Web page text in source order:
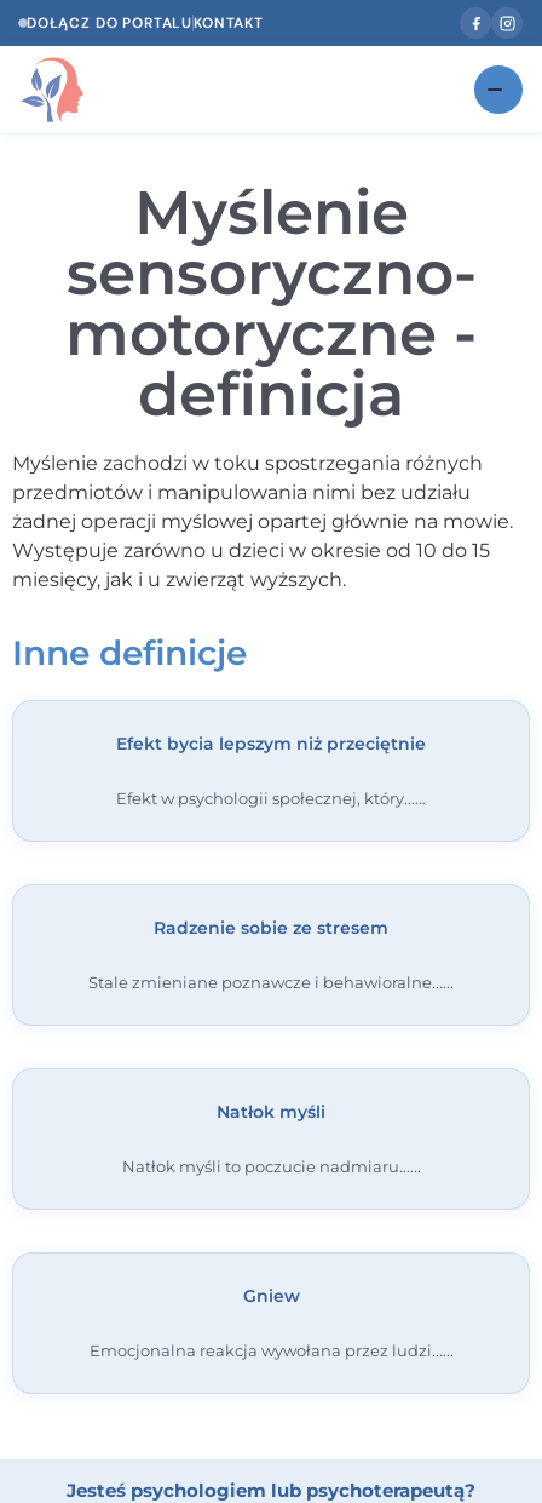
DOŁĄCZ DO PORTALUKONTAKT
Według specjalizacji
Psycholog w Twoim języku
Diagnozy psychologiczne
Dawka wiedzy
Dla specjalistów
Kontakt
Dołącz do portalu
Myślenie
sensoryczno-
motoryczne -
definicja
Myślenie zachodzi w toku spostrzegania różnych
przedmiotów i manipulowania nimi bez udziału
żadnej operacji myślowej opartej głównie na mowie.
Występuje zarówno u dzieci w okresie od 10 do 15
miesięcy, jak i u zwierząt wyższych.
Inne definicje
Efekt bycia lepszym niż przeciętnie
Efekt w psychologii społecznej, który...
Radzenie sobie ze stresem
Stale zmieniane poznawcze i behawioralne...
Natłok myśli
Natłok myśli to poczucie nadmiaru...
Gniew
Emocjonalna reakcja wywołana przez ludzi...
Jesteś psychologiem lub psychoterapeutą?